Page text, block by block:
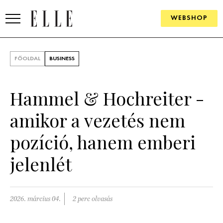
WEBSHOP
GOURMET AWARDS
SZÉPSÉG
KULTÚRA
PSZICHÉ
FŐOLDAL BUSINESS
Hammel & Hochreiter -
amikor a vezetés nem
pozíció, hanem emberi
jelenlét
2026. március 04. 2 perc olvasás